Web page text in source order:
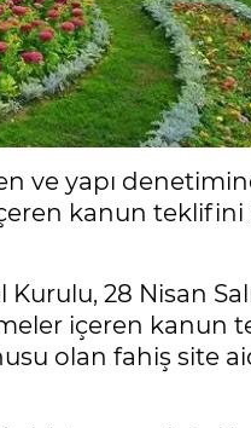
ve yapı
kanun teklifini
28 Nisan
içeren kanun
olan fahiş site